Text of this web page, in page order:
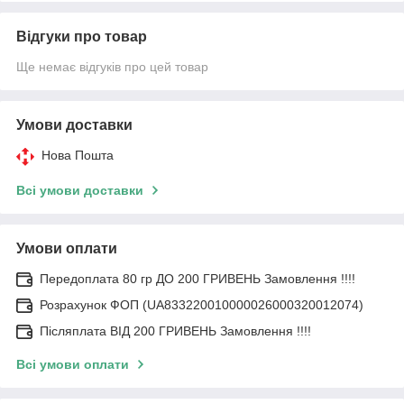
Відгуки про товар
Ще немає відгуків про цей товар
Умови доставки
Нова Пошта
Всі умови доставки
Умови оплати
Передоплата 80 гр ДО 200 ГРИВЕНЬ Замовлення !!!!
Розрахунок ФОП (UA833220010000026000320012074)
Післяплата ВІД 200 ГРИВЕНЬ Замовлення !!!!
Всі умови оплати